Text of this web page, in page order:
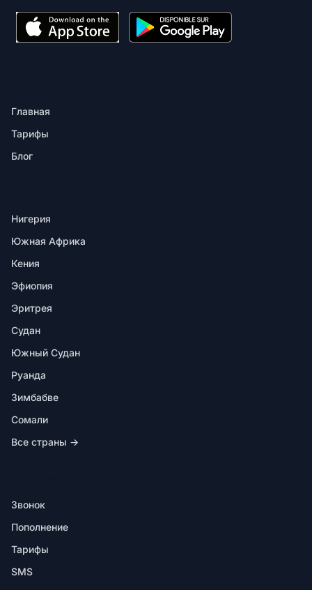
Главная
Тарифы
Блог
Нигерия
Южная Африка
Кения
Эфиопия
Эритрея
Судан
Южный Судан
Руанда
Зимбабве
Сомали
Все страны →
Звонок
Пополнение
Тарифы
SMS